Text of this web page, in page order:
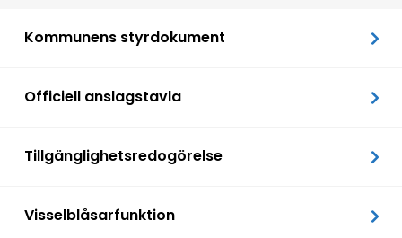
Kommunens styrdokument
Officiell anslagstavla
Tillgänglighetsredogörelse
Visselblåsarfunktion